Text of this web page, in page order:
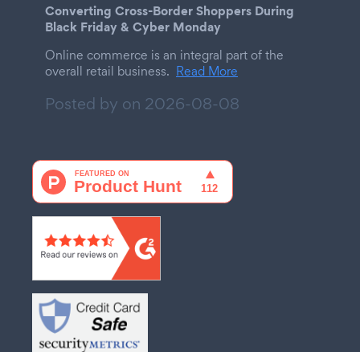
Converting Cross-Border Shoppers During
Black Friday & Cyber Monday
Online commerce is an integral part of the
overall retail business. Read More
Posted by on 2026-08-08